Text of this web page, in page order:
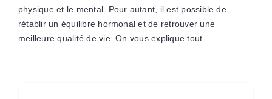
physique et le mental. Pour autant, il est possible de
rétablir un équilibre hormonal et de retrouver une
meilleure qualité de vie. On vous explique tout.